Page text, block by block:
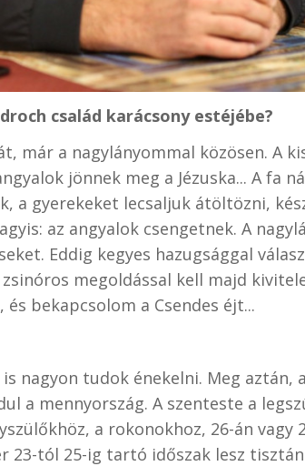
család karácsony estéjébe?
már a nagylányommal közösen. A
jönnek meg a Jézuska... A fa
a gyerekeket lecsaljuk átöltözni,
az angyalok csengetnek. A
Eddig kegyes hazugsággal
megoldással kell majd
bekapcsolom a Csendes éjt...
nagyon tudok énekelni. Meg aztán,
a mennyország. A szenteste a
a rokonokhoz, 26-án
23-tól 25-ig tartó időszak lesz